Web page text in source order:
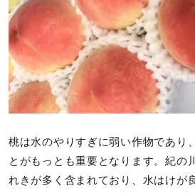
桃は水のやりすぎに弱い作物であり
とがもっとも重要となります。紀の
れきが多く含まれており、水はけが